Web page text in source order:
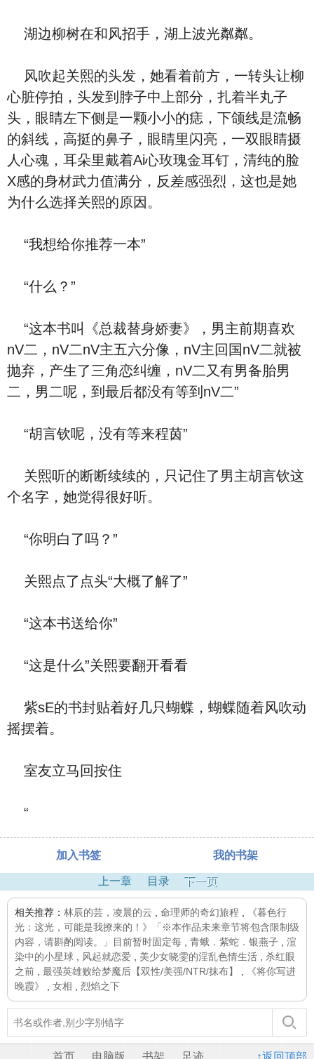
湖边柳树在和风招手，湖上波光粼粼。
风吹起关熙的头发，她看着前方，一转头让柳
心脏停拍，头发到脖子中上部分，扎着半丸子
头，眼睛左下侧是一颗小小的痣，下颌线是流畅
的斜线，高挺的鼻子，眼睛里闪亮，一双眼睛摄
人心魂，耳朵里戴着Ai心玫瑰金耳钉，清纯的脸
X感的身材武力值满分，反差感强烈，这也是她
为什么选择关熙的原因。
“我想给你推荐一本”
“什么？”
“这本书叫《总裁替身娇妻》，男主前期喜欢
nV二，nV二nV主五六分像，nV主回国nV二就被
抛弃，产生了三角恋纠缠，nV二又有男备胎男
二，男二呢，到最后都没有等到nV二”
“胡言钦呢，没有等来程茵”
关熙听的断断续续的，只记住了男主胡言钦这
个名字，她觉得很好听。
“你明白了吗？”
关熙点了点头“大概了解了”
“这本书送给你”
“这是什么”关熙要翻开看看
紫sE的书封贴着好几只蝴蝶，蝴蝶随着风吹动
摇摆着。
室友立马回按住
“
加入书签 我的书架
上一章 目录 下一页
相关推荐： 林辰的芸，凌晨的云 命理师的奇幻旅程
《暮色行
光：这光，可能是我撩来的！》「※本作品未来章节将包含限制级
内容，请斟酌阅读。」目前暂时固定每
青蛾．紫蛇．银燕子
渲
染中的小星球
风起就恋爱 美少女晓雯的淫乱色情生活
杀红眼
之前
最强英雄败给梦魔后【双性/美强/NTR/抹布】
《将你写进
晚霞》
女相 烈焰之下
↑返回顶部
首页 电脑版 书架 足迹